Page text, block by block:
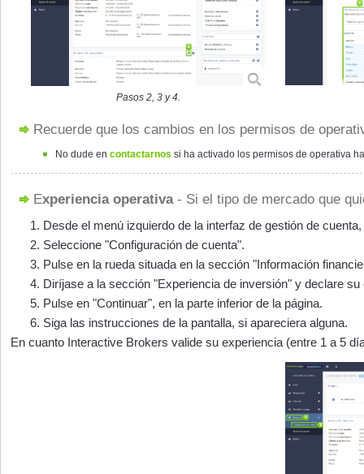
Pasos 2, 3 y 4.
Recuerde que los cambios en los permisos de
No dude en contactarnos si ha activado los permisos de operativa
Experiencia operativa- Si el tipo de mercado que
Desde el menú izquierdo de la interfaz de gestión de
Seleccione "Configuración de cuenta".
Pulse en la rueda situada en la sección "Información
Diríjase a la sección "Experiencia de inversión" y declare
Pulse en "Continuar", en la parte inferior de la página.
Siga las instrucciones de la pantalla, si apareciera alguna.
En cuanto Interactive Brokers valide su experiencia (entre 1 a 5